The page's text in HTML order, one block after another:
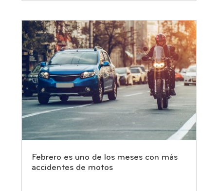
Febrero es uno de los meses con más
accidentes de motos